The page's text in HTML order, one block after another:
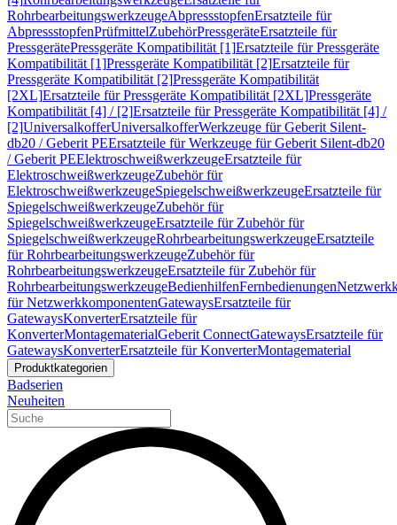
RohrbearbeitungswerkzeugeAbpressstopfenErsatzteile für
AbpressstopfenPrüfmittelZubehörPressgeräteErsatzteile für
PressgerätePressgeräte Kompatibilität [1]Ersatzteile für Pressgeräte
Kompatibilität [1]Pressgeräte Kompatibilität [2]Ersatzteile für
Pressgeräte Kompatibilität [2]Pressgeräte Kompatibilität
[2XL]Ersatzteile für Pressgeräte Kompatibilität [2XL]Pressgeräte
Kompatibilität [4] / [2]Ersatzteile für Pressgeräte Kompatibilität [4] /
[2]UniversalkofferUniversalkofferWerkzeuge für Geberit Silent-
db20 / Geberit PEErsatzteile für Werkzeuge für Geberit Silent-db20
/ Geberit PEElektroschweißwerkzeugeErsatzteile für
ElektroschweißwerkzeugeZubehör für
ElektroschweißwerkzeugeSpiegelschweißwerkzeugeErsatzteile für
SpiegelschweißwerkzeugeZubehör für
SpiegelschweißwerkzeugeErsatzteile für Zubehör für
SpiegelschweißwerkzeugeRohrbearbeitungswerkzeugeErsatzteile
für RohrbearbeitungswerkzeugeZubehör für
RohrbearbeitungswerkzeugeErsatzteile für Zubehör für
RohrbearbeitungswerkzeugeBedienhilfenFernbedienungen
für NetzwerkkomponentenGatewaysErsatzteile für
GatewaysKonverterErsatzteile für
KonverterMontagematerialGeberit ConnectGatewaysErsatzteile für
GatewaysKonverterErsatzteile für KonverterMontagematerial
Produktkategorien
Badserien
Neuheiten